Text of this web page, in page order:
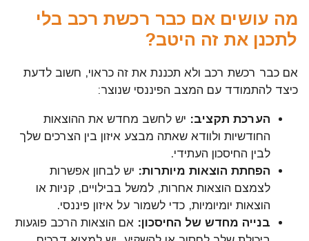
מה עושים אם כבר רכשת רכב בלי
לתכנן את זה היטב?
אם כבר רכשת רכב ולא תכננת את זה כראוי, חשוב לדעת
כיצד להתמודד עם המצב הפיננסי שנוצר:
הערכת תקציב: יש לחשב מחדש את ההוצאות
החודשיות ולוודא שאתה מבצע איזון בין הצרכים שלך
לבין החיסכון העתידי.
הפחתת הוצאות מיותרות: יש לבחון אפשרות
לצמצם הוצאות אחרות, למשל בבילויים, קניות או
הוצאות יומיומיות, כדי לשמור על איזון פיננסי.
בנייה מחדש של החיסכון: אם הוצאות הרכב פוגעות